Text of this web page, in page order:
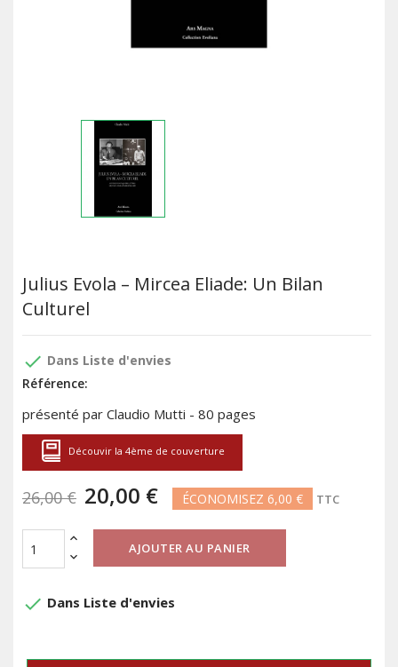
Julius Evola – Mircea Eliade: Un Bilan
Culturel
done Dans Liste d'envies
Référence:
présenté par Claudio Mutti - 80 pages
Découvir la 4ème de couverture
26,00 € 20,00 € ÉCONOMISEZ 6,00 € TTC
AJOUTER AU PANIER
done Dans Liste d'envies